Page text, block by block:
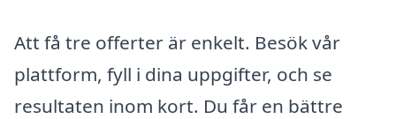
Att få tre offerter är enkelt. Besök vår
plattform, fyll i dina uppgifter, och se
resultaten inom kort. Du får en bättre